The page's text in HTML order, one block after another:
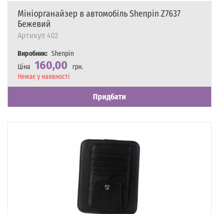
Мініорганайзер в автомобіль Shenpin Z7637
Бежевий
Артикул 402
Виробник: Shenpin
Ціна 160,00
грн.
Наявність
Немає у наявності
Придбати